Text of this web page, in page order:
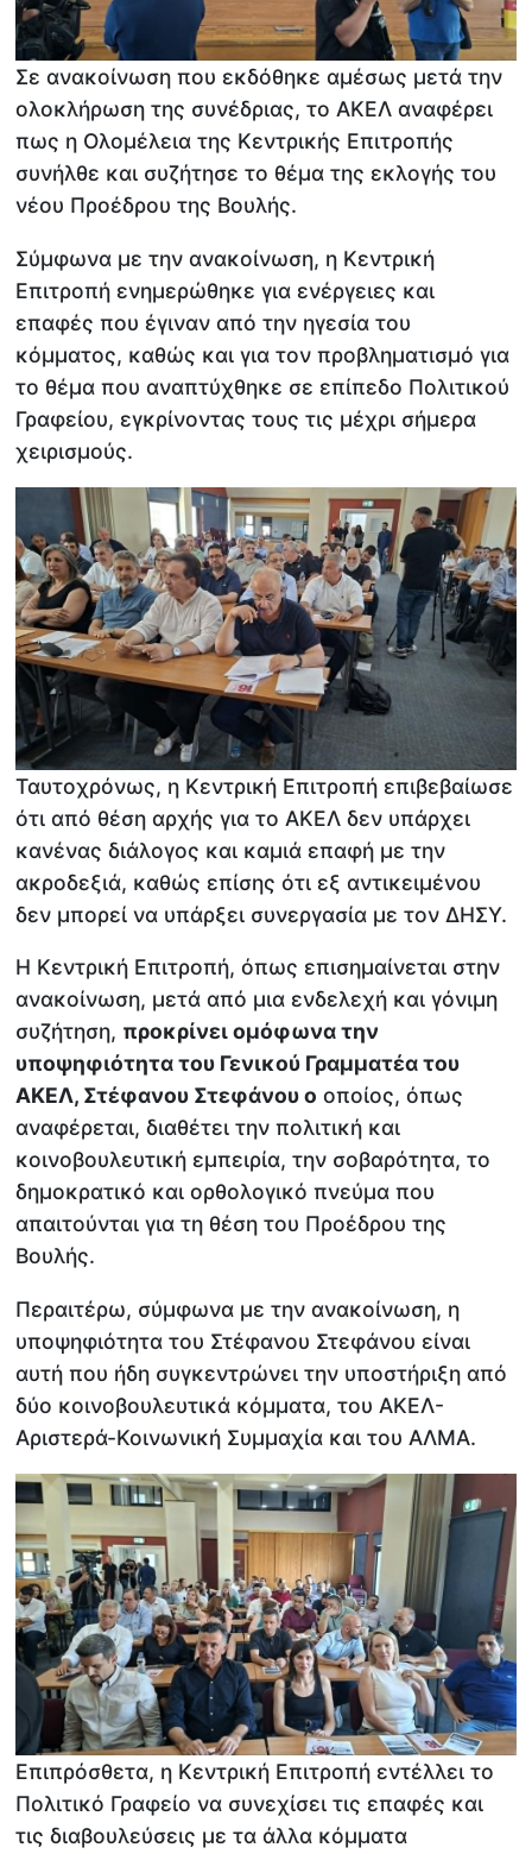
Σε ανακοίνωση που εκδόθηκε αμέσως μετά την
ολοκλήρωση της συνέδριας, το ΑΚΕΛ αναφέρει
πως η Ολομέλεια της Κεντρικής Επιτροπής
συνήλθε και συζήτησε το θέμα της εκλογής του
νέου Προέδρου της Βουλής.
Σύμφωνα με την ανακοίνωση, η Κεντρική
Επιτροπή ενημερώθηκε για ενέργειες και
επαφές που έγιναν από την ηγεσία του
κόμματος, καθώς και για τον προβληματισμό για
το θέμα που αναπτύχθηκε σε επίπεδο Πολιτικού
Γραφείου, εγκρίνοντας τους τις μέχρι σήμερα
χειρισμούς.
Ταυτοχρόνως, η Κεντρική Επιτροπή επιβεβαίωσε
ότι από θέση αρχής για το ΑΚΕΛ δεν υπάρχει
κανένας διάλογος και καμιά επαφή με την
ακροδεξιά, καθώς επίσης ότι εξ αντικειμένου
δεν μπορεί να υπάρξει συνεργασία με τον ΔΗΣΥ.
Η Κεντρική Επιτροπή, όπως επισημαίνεται στην
ανακοίνωση, μετά από μια ενδελεχή και γόνιμη
συζήτηση, προκρίνει ομόφωνα την
υποψηφιότητα του Γενικού Γραμματέα του
ΑΚΕΛ, Στέφανου Στεφάνου ο οποίος, όπως
αναφέρεται, διαθέτει την πολιτική και
κοινοβουλευτική εμπειρία, την σοβαρότητα, το
δημοκρατικό και ορθολογικό πνεύμα που
απαιτούνται για τη θέση του Προέδρου της
Βουλής.
Περαιτέρω, σύμφωνα με την ανακοίνωση, η
υποψηφιότητα του Στέφανου Στεφάνου είναι
αυτή που ήδη συγκεντρώνει την υποστήριξη από
δύο κοινοβουλευτικά κόμματα, του ΑΚΕΛ-
Αριστερά-Κοινωνική Συμμαχία και του ΑΛΜΑ.
Επιπρόσθετα, η Κεντρική Επιτροπή εντέλλει το
Πολιτικό Γραφείο να συνεχίσει τις επαφές και
τις διαβουλεύσεις με τα άλλα κόμματα